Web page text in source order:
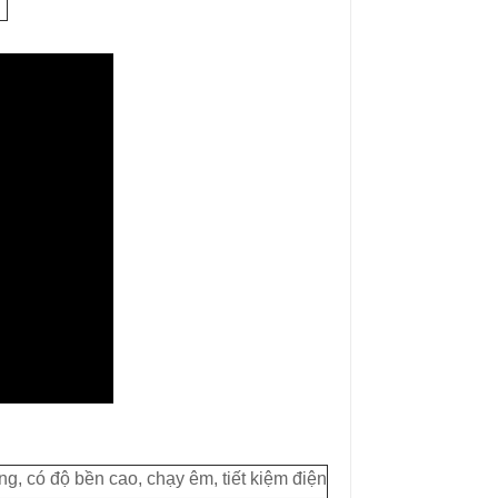
có độ bền cao, chạy êm, tiết kiệm điện
4.900.000₫